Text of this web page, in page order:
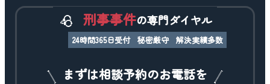
刑事事件の専門ダイヤル
24時間365日受付 秘密厳守 解決実績多数
まずは相談予約のお電話を